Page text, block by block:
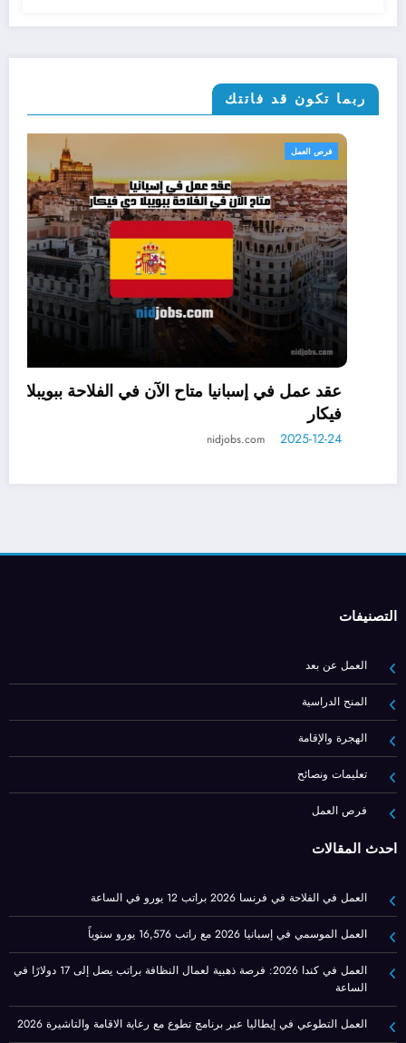
ربما تكون قد فاتتك
الهجرة والإقامة
التطوع في النرويج للعرب مع توفير الإقامة
الشاملة: فرصة ذهبية في جزيرة دونا
2025-12-22
nidjobs.com
التصنيفات
العمل عن بعد
المنح الدراسية
الهجرة والإقامة
تعليمات ونصائح
فرص العمل
أحدث المقالات
العمل في الفلاحة في فرنسا 2026 براتب 12 يورو في الساعة
العمل الموسمي في إسبانيا 2026 مع راتب 16,576 يورو سنوياً
العمل في كندا 2026: فرصة ذهبية لعمال النظافة براتب يصل إلى 17 دولارًا في
الساعة
العمل التطوعي في إيطاليا عبر برنامج تطوع مع رعاية الاقامة والتاشيرة 2026